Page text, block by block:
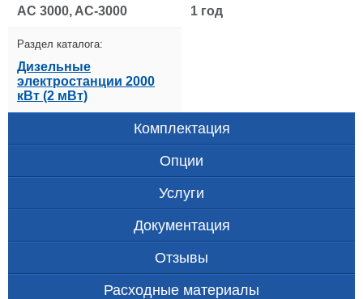
AC 3000, AC-3000 1 год
Раздел каталога:
Дизельные
электростанции 2000
кВт (2 мВт)
Комплектация
Опции
Услуги
Документация
Отзывы
Расходные материалы